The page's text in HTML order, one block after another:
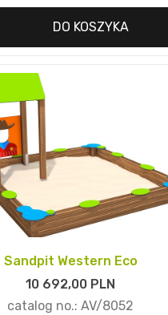
DO KOSZYKA
Sandpit Western Eco
10 692,00 PLN
catalog no.: AV/8052